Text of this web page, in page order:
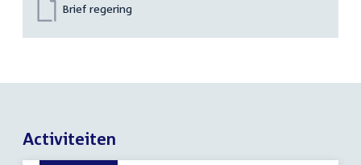
Brief regering
Activiteiten